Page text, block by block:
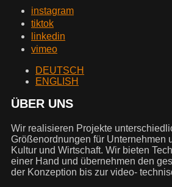
instagram
tiktok
linkedin
vimeo
DEUTSCH
ENGLISH
ÜBER UNS
Wir realisieren Projekte
Größenordnungen für Unternehmen
Kultur und Wirtschaft. Wir bieten
einer Hand und übernehmen den
der Konzeption bis zur video-